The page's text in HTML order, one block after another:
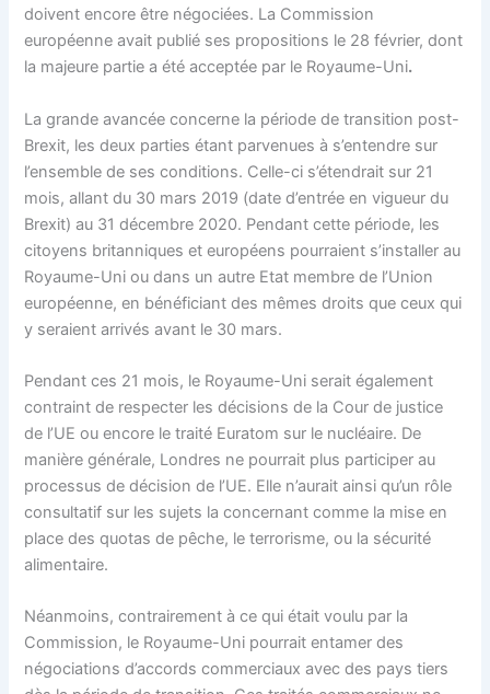
doivent encore être négociées. La Commission
européenne avait publié ses propositions le 28 février, dont
la majeure partie a été acceptée par le Royaume-Uni.
La grande avancée concerne la période de transition post-
Brexit, les deux parties étant parvenues à s’entendre sur
l’ensemble de ses conditions. Celle-ci s’étendrait sur 21
mois, allant du 30 mars 2019 (date d’entrée en vigueur du
Brexit) au 31 décembre 2020. Pendant cette période, les
citoyens britanniques et européens pourraient s’installer au
Royaume-Uni ou dans un autre Etat membre de l’Union
européenne, en bénéficiant des mêmes droits que ceux qui
y seraient arrivés avant le 30 mars.
Pendant ces 21 mois, le Royaume-Uni serait également
contraint de respecter les décisions de la Cour de justice
de l’UE ou encore le traité Euratom sur le nucléaire. De
manière générale, Londres ne pourrait plus participer au
processus de décision de l’UE. Elle n’aurait ainsi qu’un rôle
consultatif sur les sujets la concernant comme la mise en
place des quotas de pêche, le terrorisme, ou la sécurité
alimentaire.
Néanmoins, contrairement à ce qui était voulu par la
Commission, le Royaume-Uni pourrait entamer des
négociations d’accords commerciaux avec des pays tiers